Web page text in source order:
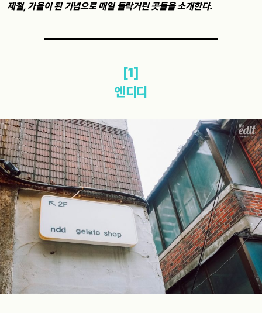
제철, 가을이 된 기념으로 매일 들락거린 곳들을 소개한다.
[1]
엔디디